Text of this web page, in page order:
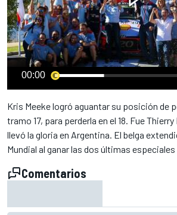
00:00
Kris Meeke logró aguantar su posición de
tramo 17, para perderla en el 18. Fue
llevó la gloria en Argentina. El belga
Mundial al ganar las dos últimas
Comentarios